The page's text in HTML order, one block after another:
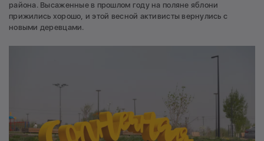
района. Высаженные в прошлом году на поляне яблони
прижились хорошо, и этой весной активисты вернулись с
новыми деревцами.